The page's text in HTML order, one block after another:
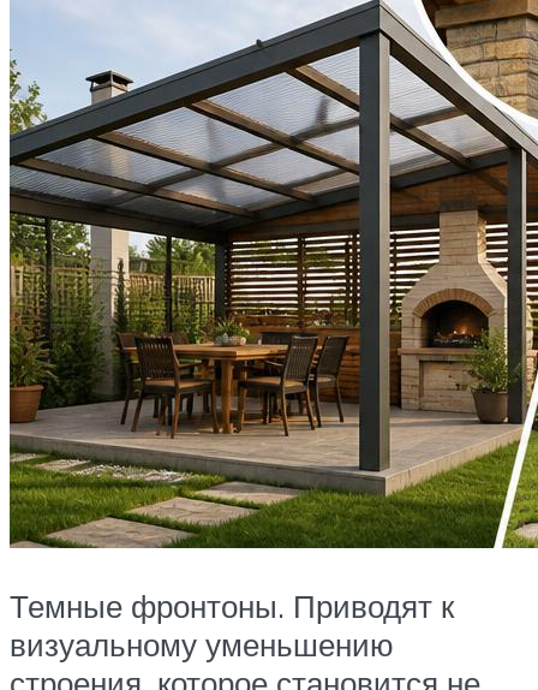
Темные фронтоны. Приводят к
визуальному уменьшению